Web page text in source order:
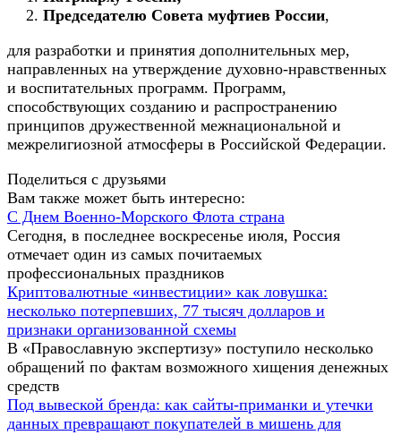
Председателю Совета муфтиев России,
для разработки и принятия дополнительных мер,
направленных на утверждение духовно-нравственных
и воспитательных программ. Программ,
способствующих созданию и распространению
принципов дружественной межнациональной и
межрелигиозной атмосферы в Российской Федерации.
Поделиться с друзьями
Вам также может быть интересно:
С Днем Военно-Морского Флота страна
Сегодня, в последнее воскресенье июля, Россия
отмечает один из самых почитаемых
профессиональных праздников
Криптовалютные «инвестиции» как ловушка:
несколько потерпевших, 77 тысяч долларов и
признаки организованной схемы
В «Православную экспертизу» поступило несколько
обращений по фактам возможного хищения денежных
средств
Под вывеской бренда: как сайты-приманки и утечки
данных превращают покупателей в мишень для